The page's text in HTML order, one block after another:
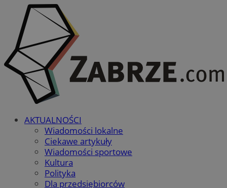
AKTUALNOŚCI
Wiadomości lokalne
Ciekawe artykuły
Wiadomości sportowe
Kultura
Polityka
Dla przedsiębiorców